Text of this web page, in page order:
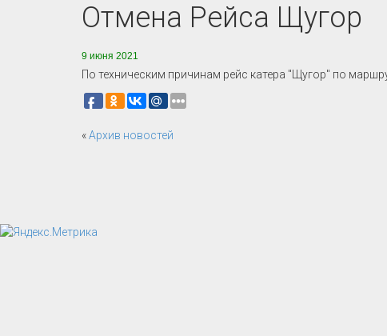
Отмена Рейса Щугор
9 июня 2021
По техническим причинам рейс катера "Щугор" по
«Архив новостей